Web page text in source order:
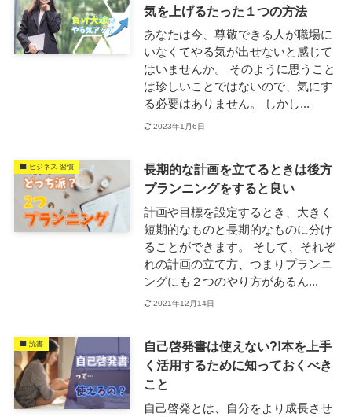
気を上げるたった１つの方法
あなたは今、尊敬できる人が職場に
いなくてやる気が出せないと感じて
はいませんか。 そのように思うこと
は珍しいことではないので、気にす
る必要はありません。 しかし...
2023年1月6日
ビジネス 習慣
長期的な計画を立てるときは後方
プランニングをすると良い
計画や目標を設定するとき、大きく
短期的なものと長期的なものに分け
ることができます。 そして、それぞ
れの計画の立て方、つまりプランニ
ングにも２つのやり方があるん...
2021年12月14日
読書
自己啓発書は使えない?!本を上手
く活用するために知っておくべき
こと
自己啓発とは、自分をより成長させ